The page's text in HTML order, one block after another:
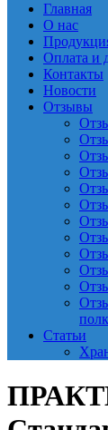
Главная
О нас
Оплата и
Контакты
Новости
Отзывы
Статьи